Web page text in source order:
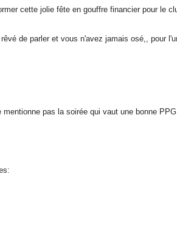
cette jolie fête en gouffre financier pour le
de parler et vous n'avez jamais osé,, pour
pas la soirée qui vaut une bonne